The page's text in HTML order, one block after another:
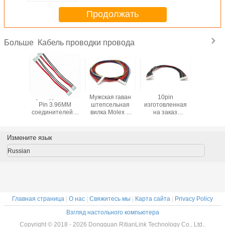
Продолжать
Больше Кабель проводки провода
для
техник
Провод тангажа
Pin 3.96MM
соединителей 6
VHR-6N для того
чтобы связать
соединитель
Мужская гаван
штепсельная
вилка Molex d
Pin/3Pin
10pin
изготовленная
на заказ
автомобильный
электрической
Измените язык
Russian
Главная страница | О нас | Свяжитесь мы | Карта сайта | Privacy Policy
Взгляд настольного компьютера
Copyright © 2018 - 2026 Dongguan RitianLink Technology Co., Ltd..